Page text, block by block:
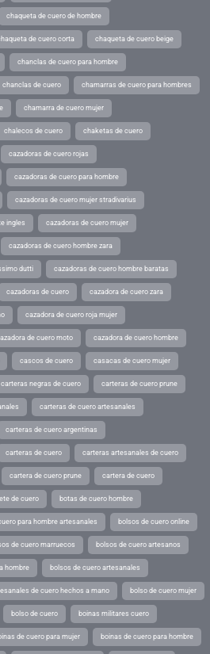
chaqueta de cuero de hombre
de cuero corta chaqueta de cuero beige
chanclas de cuero para hombre
chanclas de cuero chamarras de cuero para hombres
chamarra de cuero mujer
chalecos de cuero chaketas de cuero
cazadoras de cuero rojas
cazadoras de cuero para hombre
cazadoras de cuero mujer stradivarius
ingles cazadoras de cuero mujer
cazadoras de cuero hombre zara
dutti cazadoras de cuero hombre baratas
cazadoras de cuero cazadora de cuero zara
cazadora de cuero roja mujer
de cuero moto cazadora de cuero hombre
cascos de cuero casacas de cuero mujer
carteras negras de cuero carteras de cuero prune
carteras de cuero artesanales
carteras de cuero argentinas
carteras de cuero carteras artesanales de cuero
cartera de cuero prune cartera de cuero
de cuero botas de cuero hombre
para hombre artesanales bolsos de cuero online
de cuero marruecos bolsos de cuero artesanos
hombre bolsos de cuero artesanales
de cuero hechos a mano bolso de cuero mujer
bolso de cuero boinas militares cuero
de cuero para mujer boinas de cuero para hombre